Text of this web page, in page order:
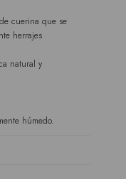
cuerina que se
herrajes
natural y
húmedo.